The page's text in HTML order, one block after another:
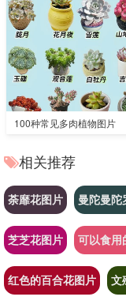
100种常见多肉植物图片
相关推荐
荼靡花图片 曼陀曼陀
芝芝花图片 可以食用
红色的百合花图片 文